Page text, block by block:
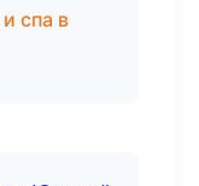
спа в